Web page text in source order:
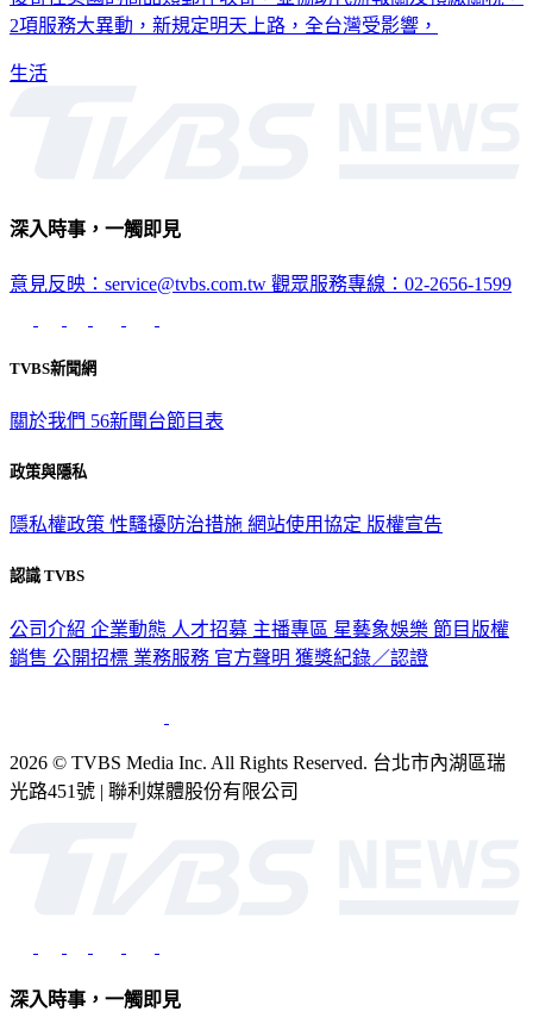
2項服務大異動，新規定明天上路，全台灣受影響，
生活
深入時事，一觸即見
意見反映：service@tvbs.com.tw 觀眾服務專線：02-2656-1599
TVBS新聞網
關於我們 56新聞台節目表
政策與隱私
隱私權政策 性騷擾防治措施 網站使用協定 版權宣告
認識 TVBS
公司介紹 企業動態 人才招募 主播專區 星藝象娛樂 節目版權
銷售 公開招標 業務服務 官方聲明 獲獎紀錄／認證
2026 © TVBS Media Inc. All Rights Reserved. 台北市內湖區瑞
光路451號 | 聯利媒體股份有限公司
深入時事，一觸即見